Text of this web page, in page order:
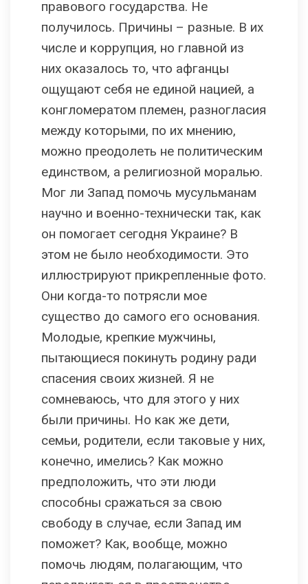
правового государства. Не
получилось. Причины – разные. В их
числе и коррупция, но главной из
них оказалось то, что афганцы
ощущают себя не единой нацией, а
конгломератом племен, разногласия
между которыми, по их мнению,
можно преодолеть не политическим
единством, а религиозной моралью.
Мог ли Запад помочь мусульманам
научно и военно-технически так, как
он помогает сегодня Украине? В
этом не было необходимости. Это
иллюстрируют прикрепленные фото.
Они когда-то потрясли мое
существо до самого его основания.
Молодые, крепкие мужчины,
пытающиеся покинуть родину ради
спасения своих жизней. Я не
сомневаюсь, что для этого у них
были причины. Но как же дети,
семьи, родители, если таковые у них,
конечно, имелись? Как можно
предположить, что эти люди
способны сражаться за свою
свободу в случае, если Запад им
поможет? Как, вообще, можно
помочь людям, полагающим, что